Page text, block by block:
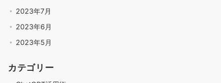
2023年7月
2023年6月
2023年5月
カテゴリー